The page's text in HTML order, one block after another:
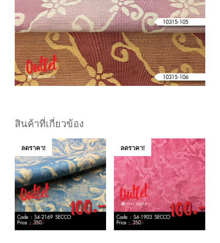
สินค้าที่เกี่ยวข้อง
ลดราคา! ลดราคา!